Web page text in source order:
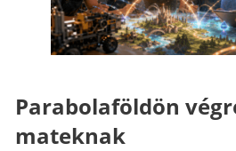
Parabolaföldön
mateknak